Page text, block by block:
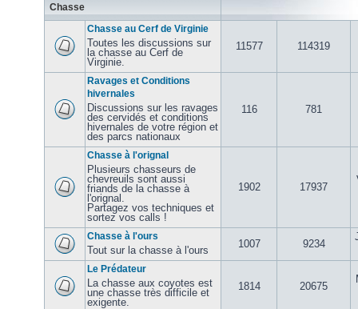
Chasse
Chasse au Cerf de Virginie
Toutes les discussions sur
la chasse au Cerf de
Virginie.
11577 114319
Ravages et Conditions
hivernales
Discussions sur les ravages
des cervidés et conditions
hivernales de votre région et
des parcs nationaux
116 781
Chasse à l'orignal
Plusieurs chasseurs de
chevreuils sont aussi
friands de la chasse à
l'orignal.
Partagez vos techniques et
sortez vos calls !
1902 17937
Chasse à l'ours
Tout sur la chasse à l'ours
1007 9234
Le Prédateur
La chasse aux coyotes est
une chasse très difficile et
exigente.
1814 20675